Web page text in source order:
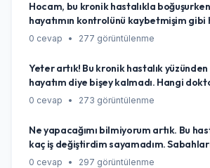
büyük korkum, hayatımın bu hastalığın
kalması...
Hocam, bu kronik hastalıkla
hayatımın kontrolünü kaybetmişim gibi
Sürekli bir şeylere dikkat etmek,
bakmak ve her şeye rağmen ipleri
istiyorum. Gerçekten böyle bir yaşam
ne önerirsiniz?
0 cevap • 277 görüntülenme
Yeter artık! Bu kronik hastalık yüzünden
hayatım diye bişey kalmadı. Hangi
boş. Tamamen bitti mi yani benim için?
0 cevap • 273 görüntülenme
Ne yapacağımı bilmiyorum artık. Bu
kaç iş değiştirdim sayamadım.
kalkamıyorum bazen, işte de verimli
0 cevap • 297 görüntülenme